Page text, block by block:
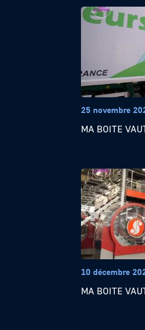
25 novembre
MA BOITE
10 décembre
MA BOITE